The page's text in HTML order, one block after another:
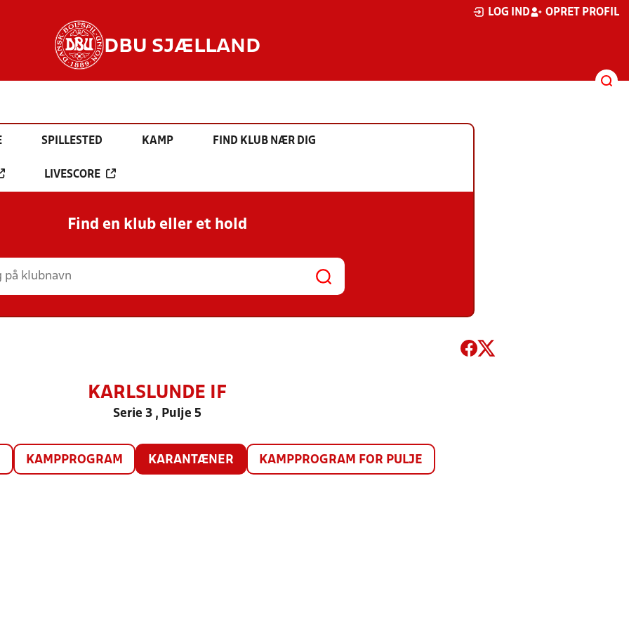
LOG IND OPRET PROFIL
DBU SJÆLLAND
SPILLESTED KAMP FIND KLUB NÆR DIG
LIVESCORE
Find en klub eller et hold
KARLSLUNDE IF
Serie 3 , Pulje 5
KAMPPROGRAM KARANTÆNER KAMPPROGRAM FOR PULJE